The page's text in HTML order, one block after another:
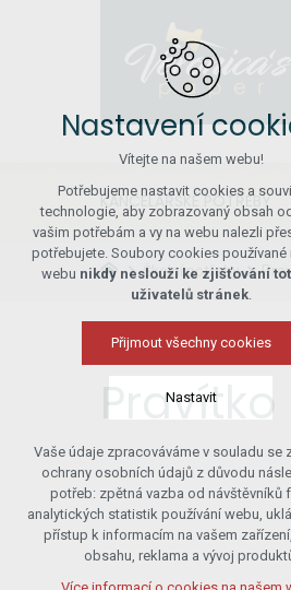
KANCELÁŘSKÉ POTŘEBY
Školní potřeby
Nastavení
Vítejte na našem webu!
Potřebujeme nastavit cookies a
technologie, aby zobrazovaný obsah
vašim potřebám a vy na webu nalezli
potřebujete. Soubory cookies používané
webu nikdy neslouží ke zjišťování
uživatelů stránek.
Přijmout všechny cookies
Nastavit
Technická cookies
nutná pro provozování webu
udržení kontextu stránek
případná přihlášení, volby jazyka,
Volitelná cookies
Vaše údaje zpracováváme v souladu se
ochrany osobních údajů z důvodu
potřeb: zpětná vazba od návštěvníků
analytických statistik používání webu,
přístup k informacím na vašem
obsahu, reklama a vývoj